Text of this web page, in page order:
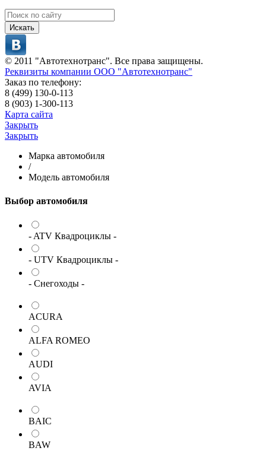
Искать
© 2011 "Автотехнотранс". Все права защищены.
Реквизиты компании ООО "Автотехнотранс"
Заказ по телефону:
8 (499) 130-0-113
8 (903) 1-300-113
Карта сайта
Закрыть
Закрыть
Марка автомобиля
/
Модель автомобиля
Выбор автомобиля
- ATV Квадроциклы -
- UTV Квадроциклы -
- Снегоходы -
ACURA
ALFA ROMEO
AUDI
AVIA
BAIC
BAW